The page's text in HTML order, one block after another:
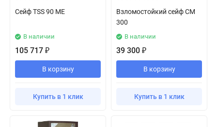
Сейф TSS 90 ME
В наличии
105 717 ₽
В корзину
Купить в 1 клик
Взломостойкий сейф СМ
300
В наличии
39 300 ₽
В корзину
Купить в 1 клик